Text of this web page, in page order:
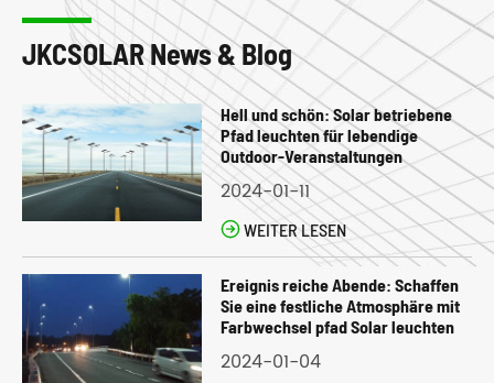
JKCSOLAR News & Blog
Hell und schön: Solar betriebene
Pfad leuchten für lebendige
Outdoor-Veranstaltungen
2024-01-11
WEITER LESEN
Ereignis reiche Abende: Schaffen
Sie eine festliche Atmosphäre mit
Farbwechsel pfad Solar leuchten
2024-01-04